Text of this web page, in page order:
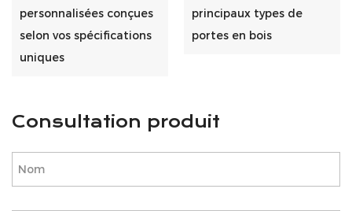
personnalisées conçues
selon vos spécifications
uniques
principaux types de
portes en bois
Consultation produit